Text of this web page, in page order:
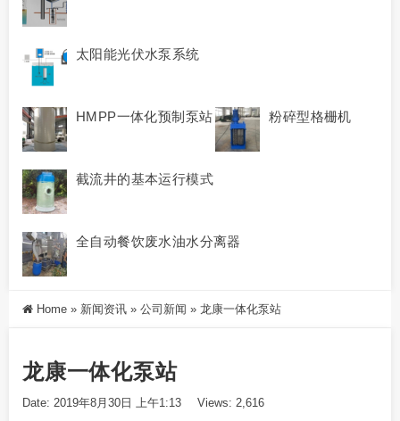
太阳能光伏水泵系统
HMPP一体化预制泵站 粉碎型格栅机
截流井的基本运行模式
全自动餐饮废水油水分离器
Home » 新闻资讯 » 公司新闻 » 龙康一体化泵站
龙康一体化泵站
Date: 2019年8月30日 上午1:13 Views: 2,616